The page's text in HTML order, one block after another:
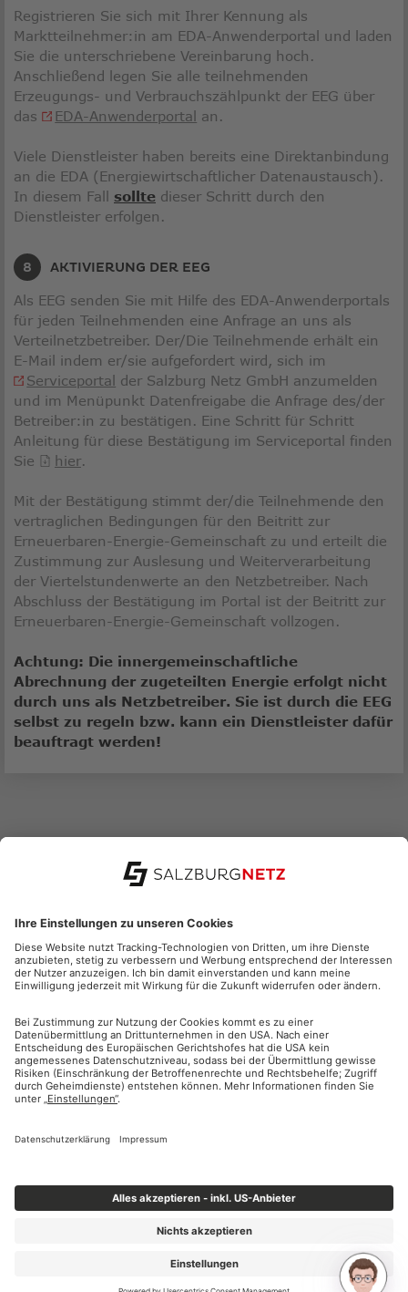
Registrieren Sie sich mit Ihrer Kennung als
Marktteilnehmer:in am EDA-Anwenderportal und laden
Sie die unterschriebene Vereinbarung hoch.
Anschließend legen Sie alle teilnehmenden
Erzeugungs- und Verbrauchszählpunkt der EEG über
das
EDA-Anwenderportal Link
in
neuem
Fenster
an.
Viele Dienstleister haben bereits eine Direktanbindung
an die EDA (Energiewirtschaftlicher Datenaustausch).
In diesem Fall sollte dieser Schritt durch den
Dienstleister erfolgen.
AKTIVIERUNG DER EEG
Als EEG senden Sie mit Hilfe des EDA-Anwenderportals
für jeden Teilnehmenden eine Anfrage an uns als
Verteilnetzbetreiber. Der/Die Teilnehmende erhält ein
E-Mail indem er/sie aufgefordert wird, sich im
Serviceportal der Salzburg Netz GmbH anzumelden
und im Menüpunkt Datenfreigabe die Anfrage des/der
Betreiber:in zu bestätigen. Eine Schritt für Schritt
Anleitung für diese Bestätigung im Serviceportal finden
Sie
hier.
Mit der Bestätigung stimmt der/die Teilnehmende den
vertraglichen Bedingungen für den Beitritt zur
Erneuerbaren-Energie-Gemeinschaft zu und erteilt die
Zustimmung zur Auslesung und Weiterverarbeitung
der Viertelstundenwerte an den Netzbetreiber. Nach
Abschluss der Bestätigung im Portal ist der Beitritt zur
Erneuerbaren-Energie-Gemeinschaft vollzogen.
Achtung: Die innergemeinschaftliche
Abrechnung der zugeteilten Energie erfolgt nicht
durch uns als Netzbetreiber. Sie ist durch die EEG
selbst zu regeln bzw. kann ein Dienstleister dafür
beauftragt werden!
SERVICE
STROMNETZ
GASNETZ
2026 | Salzburg Netz GmbH
Datenschutz